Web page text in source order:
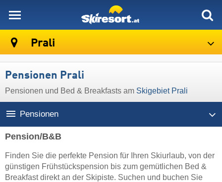
Prali
Pensionen Prali
Pensionen und Bed & Breakfasts am Skigebiet Prali
Pensionen
Pension/B&B
Finden Sie die perfekte Pension für Ihren Skiurlaub, von der
günstigen Frühstückspension bis zum gemütlichen Bed &
Breakfast direkt an der Skipiste. Suchen und buchen Sie